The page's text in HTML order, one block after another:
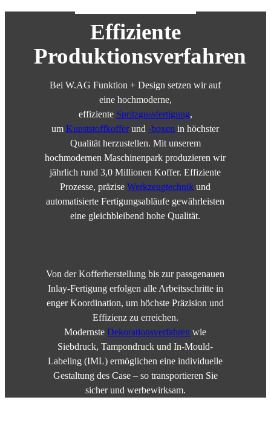
Effiziente
Produktionsverfahren
Bei W.AG Funktion + Design setzen wir auf
eine hochmoderne,
effiziente Spritzgussfertigung,
umKunststoffkofferund-boxen in höchster
Qualität herzustellen. Mit unserem
hochmodernen Maschinenpark produzieren wir
jährlich rund 3,0 Millionen Koffer. Effiziente
Prozesse, präziseWerkzeugtechnik und
automatisierte Fertigungsabläufe gewährleisten
eine gleichbleibend hohe Qualität.
Von der Kofferherstellung bis zur passgenauen
Inlay-Fertigung erfolgen alle Arbeitsschritte in
enger Koordination, um höchste Präzision und
Effizienz zu erreichen.
ModernsteDekorationsverfahren wie
Siebdruck, Tampondruck und In-Mould-
Labeling (IML) ermöglichen eine individuelle
Gestaltung des Case – so transportieren Sie
sicher und werbewirksam.